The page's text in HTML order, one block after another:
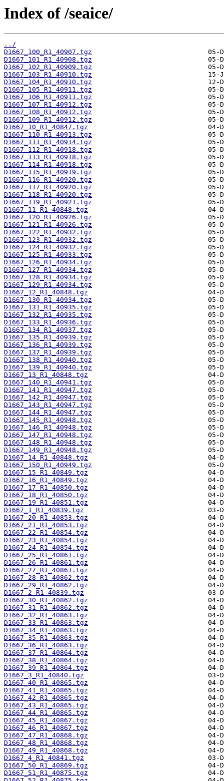
Index of /seaice/
../
D1667_100_R1_40907.tgz
D1667_101_R1_40908.tgz
D1667_102_R1_40909.tgz
D1667_103_R1_40910.tgz
D1667_104_R1_40910.tgz
D1667_105_R1_40911.tgz
D1667_106_R1_40911.tgz
D1667_107_R1_40912.tgz
D1667_108_R1_40912.tgz
D1667_109_R1_40912.tgz
D1667_10_R1_40847.tgz
D1667_110_R1_40913.tgz
D1667_111_R1_40914.tgz
D1667_112_R1_40918.tgz
D1667_113_R1_40918.tgz
D1667_114_R1_40918.tgz
D1667_115_R1_40919.tgz
D1667_116_R1_40920.tgz
D1667_117_R1_40920.tgz
D1667_118_R1_40920.tgz
D1667_119_R1_40921.tgz
D1667_11_R1_40848.tgz
D1667_120_R1_40926.tgz
D1667_121_R1_40926.tgz
D1667_122_R1_40932.tgz
D1667_123_R1_40932.tgz
D1667_124_R1_40932.tgz
D1667_125_R1_40933.tgz
D1667_126_R1_40934.tgz
D1667_127_R1_40934.tgz
D1667_128_R1_40934.tgz
D1667_129_R1_40934.tgz
D1667_12_R1_40848.tgz
D1667_130_R1_40934.tgz
D1667_131_R1_40935.tgz
D1667_132_R1_40935.tgz
D1667_133_R1_40936.tgz
D1667_134_R1_40937.tgz
D1667_135_R1_40939.tgz
D1667_136_R1_40939.tgz
D1667_137_R1_40939.tgz
D1667_138_R1_40940.tgz
D1667_139_R1_40940.tgz
D1667_13_R1_40848.tgz
D1667_140_R1_40941.tgz
D1667_141_R1_40947.tgz
D1667_142_R1_40947.tgz
D1667_143_R1_40947.tgz
D1667_144_R1_40947.tgz
D1667_145_R1_40948.tgz
D1667_146_R1_40948.tgz
D1667_147_R1_40948.tgz
D1667_148_R1_40948.tgz
D1667_149_R1_40948.tgz
D1667_14_R1_40848.tgz
D1667_150_R1_40949.tgz
D1667_15_R1_40849.tgz
D1667_16_R1_40849.tgz
D1667_17_R1_40850.tgz
D1667_18_R1_40850.tgz
D1667_19_R1_40851.tgz
D1667_1_R1_40839.tgz
D1667_20_R1_40853.tgz
D1667_21_R1_40853.tgz
D1667_22_R1_40854.tgz
D1667_23_R1_40854.tgz
D1667_24_R1_40854.tgz
D1667_25_R1_40861.tgz
D1667_26_R1_40861.tgz
D1667_27_R1_40861.tgz
D1667_28_R1_40862.tgz
D1667_29_R1_40862.tgz
D1667_2_R1_40839.tgz
D1667_30_R1_40862.tgz
D1667_31_R1_40862.tgz
D1667_32_R1_40863.tgz
D1667_33_R1_40863.tgz
D1667_34_R1_40863.tgz
D1667_35_R1_40863.tgz
D1667_36_R1_40863.tgz
D1667_37_R1_40864.tgz
D1667_38_R1_40864.tgz
D1667_39_R1_40864.tgz
D1667_3_R1_40840.tgz
D1667_40_R1_40865.tgz
D1667_41_R1_40865.tgz
D1667_42_R1_40865.tgz
D1667_43_R1_40865.tgz
D1667_44_R1_40865.tgz
D1667_45_R1_40867.tgz
D1667_46_R1_40867.tgz
D1667_47_R1_40868.tgz
D1667_48_R1_40868.tgz
D1667_49_R1_40868.tgz
D1667_4_R1_40841.tgz
D1667_50_R1_40869.tgz
D1667_51_R1_40875.tgz